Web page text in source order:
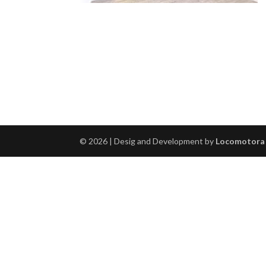
© 2026 | Desig and Development by